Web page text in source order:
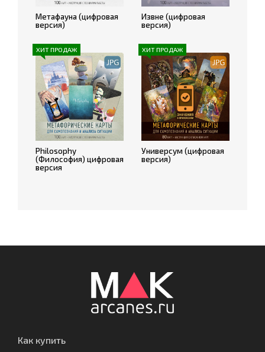
Метафауна (цифровая
версия)
Извне (цифровая
версия)
ХИТ ПРОДАЖ
Philosophy
(Философия) цифровая
версия
ХИТ ПРОДАЖ
Универсум (цифровая
версия)
Как купить